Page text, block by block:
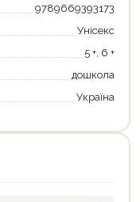
9789669393173
Унісекс
5 +, 6 +
дошкола
Україна